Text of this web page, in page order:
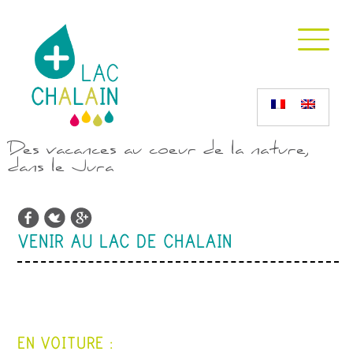
Des vacances au coeur de la nature,
dans le Jura
VENIR AU LAC DE CHALAIN
EN VOITURE :